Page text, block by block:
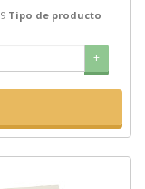
9 Tipo de producto
+